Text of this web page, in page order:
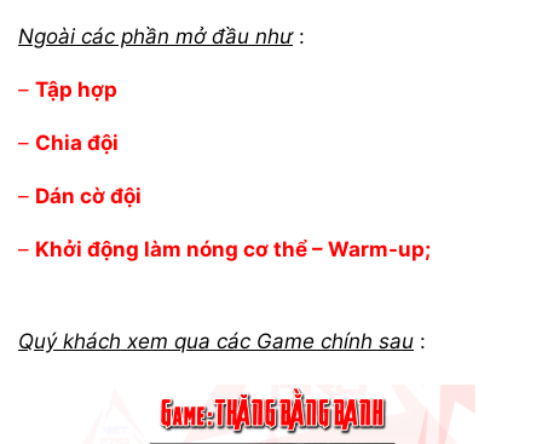
Ngoài các phần mở đầu như:
–Tập hợp
–Chia đội
– Dán cờ đội
– Khởi động làm nóng cơ thể – Warm-up;
Quý khách xem qua các Game chính sau :